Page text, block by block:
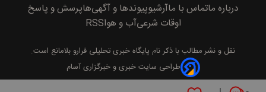
درباره ماتماس با ماآرشیوپیوند‌ها و آگهی‌هاپرسش و پاسخ
اوقات شرعیآب و هواRSS
نقل و نشر مطالب با ذکر نام پايگاه خبری تحليلی فرارو بلامانع است.
طراحی سایت خبری و خبرگزاری آسام